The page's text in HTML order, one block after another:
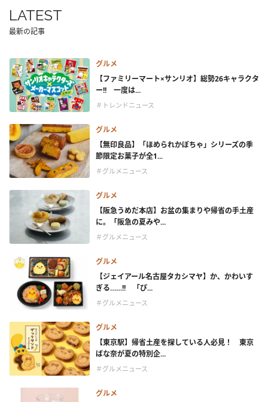
LATEST
最新の記事
グルメ
【ファミリーマート×サンリオ】総勢26キャラクタ
ー!! 一度は...
＃トレンドニュース
グルメ
【無印良品】「ほめられかぼちゃ」シリーズの季
節限定お菓子が全1...
＃グルメニュース
グルメ
【阪急うめだ本店】お盆の集まりや帰省の手土産
に。「阪急の夏みや...
＃グルメニュース
グルメ
【ジェイアール名古屋タカシマヤ】か、かわいす
ぎる……!! 「ぴ...
＃グルメニュース
グルメ
【東京駅】帰省土産を探している人必見！ 東京
ばな奈が夏の特別企...
＃グルメニュース
グルメ